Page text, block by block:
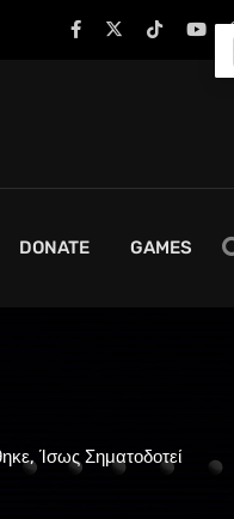
DONATE GAMES
Ίσως Σηματοδοτεί